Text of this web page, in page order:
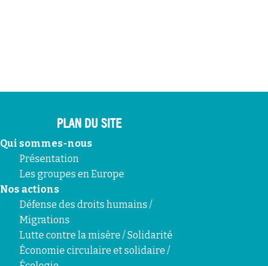
PLAN DU SITE
Qui sommes-nous
Présentation
Les groupes en Europe
Nos actions
Défense des droits humains /
Migrations
Lutte contre la misère / Solidarité
Économie circulaire et solidaire /